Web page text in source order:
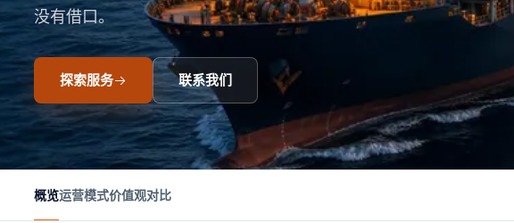
没有借口。
探索服务 联系我们
概览运营模式价值观对比